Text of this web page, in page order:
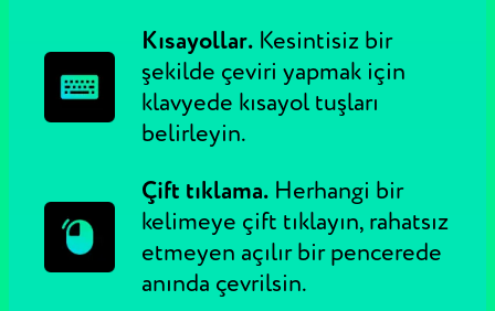
Kısayollar. Kesintisiz bir
şekilde çeviri yapmak için
klavyede kısayol tuşları
belirleyin.
Çift tıklama. Herhangi bir
kelimeye çift tıklayın, rahatsız
etmeyen açılır bir pencerede
anında çevrilsin.